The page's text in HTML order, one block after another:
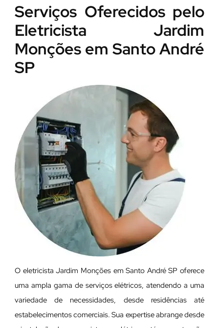
Serviços Oferecidos pelo
Eletricista Jardim
Monções em Santo André
SP
O eletricista Jardim Monções em Santo André SP oferece
uma ampla gama de serviços elétricos, atendendo a uma
variedade de necessidades, desde residências até
estabelecimentos comerciais. Sua expertise abrange desde